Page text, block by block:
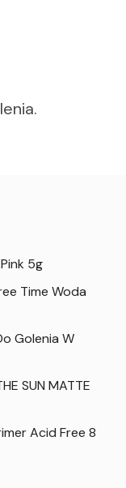
5g
Time Woda
Golenia W
SUN MATTE
Acid Free 8